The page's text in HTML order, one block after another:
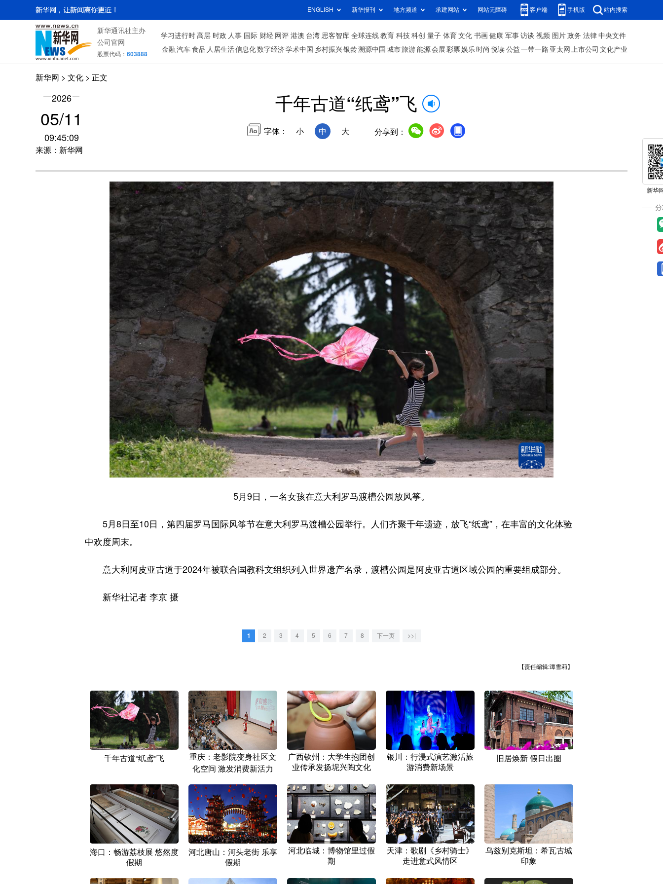
ENGLISH 新华报刊 地方频道 承建网站 网站无障碍 客户端 手机版 站内搜索
新华通讯社主办
公司官网
股票代码： 603888
学习进行时 高层 时政 人事 国际 财经 网评 港澳 台湾 思客智库 全球连线 教育 科技 科创 量子 体育 文化 书画 健康 军事 访谈 视频 图片 政务 法律 中央文件
金融 汽车 食品 人居生活信息化数字经济学术中国 乡村振兴银龄溯源中国 城市旅游 能源 会展 彩票娱乐 时尚 悦读 公益 一带一路 亚太网 上市公司 文化产业
新华网 > 文化 > 正文
2026
05/11
09:45:09
来源：新华网
千年古道“纸鸢”飞
字体： 小 中 大 分享到：
5月9日，一名女孩在意大利罗马渡槽公园放风筝。
5月8日至10日，第四届罗马国际风筝节在意大利罗马渡槽公园举行。人们齐聚千年遗迹，放飞“纸鸢”，在丰富的文化体验
中欢度周末。
意大利阿皮亚古道于2024年被联合国教科文组织列入世界遗产名录，渡槽公园是阿皮亚古道区域公园的重要组成部分。
新华社记者 李京 摄
1 2 3 4 5 6 7 8 下一页 >>|
【责任编辑:谭雪莉】
千年古道“纸鸢”飞
重庆：老影院变身社区文
化空间 激发消费新活力
广西钦州：大学生抱团创
业传承发扬坭兴陶文化
银川：行浸式演艺激活旅
游消费新场景
旧居焕新 假日出圈
海口：畅游荔枝展 悠然度
假期
河北唐山：河头老街 乐享
假期
河北临城：博物馆里过假
期
天津：歌剧《乡村骑士》
走进意式风情区
乌兹别克斯坦：希瓦古城
印象